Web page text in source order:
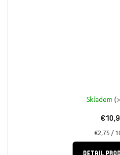
Skladem
cena:
€2,75 /